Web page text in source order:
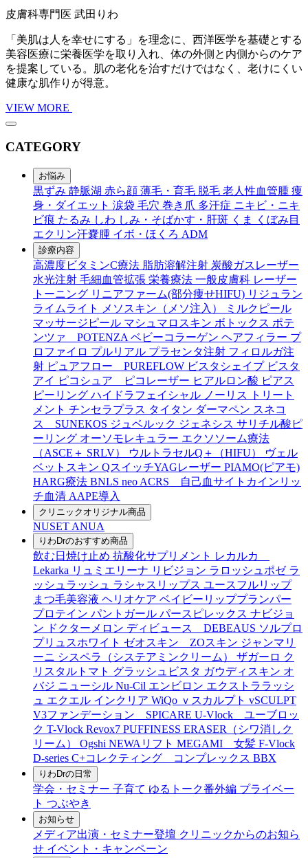
皮膚科専門医 武田りわ
「美肌は人を幸せにする」を理念に、西洋医学を基礎とする
美容医療に栄養医学を取り入れ、体の外側と内側からのケア
を提案している。肌の老化を治すだけではなく、老けにくい
健康な肌作りが得意。
VIEW MORE
CATEGORY
お悩み
黒ずみ 静脈湖 赤ら顔 薄毛・育毛 脱毛 老人性血管腫 痩
身・ダイエット 涙袋 毛穴 巻き爪 多汗症 ニキビ・ニキ
ビ痕 たるみ しわ しみ・そばかす・肝斑 くま
くぼみ目
エクリン汗嚢腫 イボ・ほくろ ADM
診療内容
高濃度ビタミンC療法 脂肪溶解注射 炭酸ガスレーザー
水光注射 毛細血管拡張 栄養療法 一般皮膚科 レーザー
トーニング リニアファーム(部分痩せHIFU) リジュラン
ライムライト
メソスキン（メソ注入）
ミルクピール
マッサージピール マシュマロスキン ボトックス ポテ
ンツァ POTENZA ベビーコラーゲン ヘアフィラー プ
ロファイロ プルリアル プラセンタ注射 フィロルガ注
射 ピュアフロー PUREFLOW ビスタシェイプ ビスタ
アイ ピコシュア ピコレーザー ヒアルロン酸 ピアス
ピーリング ハイドラフェイシャル ノーリス
トリート
メント チンセラプラス タイタン ダーマペン スネコ
ス SUNEKOS ジュベルック ジェネシス サリチル酸ピ
ーリング オーソモレキュラー エクソソーム療法
（ASCE＋ SRLV）
ウルトラセルQ＋（HIFU）
ヴェル
ベットスキン QスイッチYAGレーザー PIAMO(ピアモ)
HARG療法 BNLS neo ACRS 自己血サイトカインリッ
チ血清 AAPE導入
クリニックオリジナル商品
NUSET ANUA
りわDrのおすすめ商品
飲む日焼け止め 抗酸化サプリメント レカルカ
Lekarka リュミエリーナ リビジョン ラロッシュポゼ ラ
ッシュラッシュ ラシャスリップス ユースフルリップ
まつ毛美容液 ヘリオケア ベイビーリッププランパー
プロテイン パントガール パースピレックス ナビジョ
ン ドクターメロン ディビュース DEBEAUS ソルプロ
プリュスホワイト ゼオスキン ZOスキン ジャンマリ
ーニ シスペラ（システアミンクリーム） ザガーロ ク
リスタルトマト グラッシュビスタ ガウディスキン オ
バジ ニューシル Nu-Cil エンビロン エクストララッシ
ュ エクエル インクリア WiQo ｖスカルプト vSCULPT
V3ファンデーション SPICARE U-Vlock ユーブロッ
ク T-Vlock Revox7 PUFFINESS ERASER（シワ消しク
リーム）
Ogshi NEWAリフト MEGAMI 女髪 F-Vlock
D-series C+コレクティング コンプレックス BBX
りわDrの日常
学会・セミナー 子育て ゆるトーク番外編 プライベー
ト つぶやき
お知らせ
メディア出演・セミナー登壇 クリニックからのお知ら
せ イベント・キャンペーン